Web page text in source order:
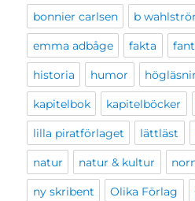
bonnier carlsen b
emma adbåge fakta
historia humor
kapitelbok kapitelböcker
lilla piratförlaget lättläst
natur natur & kultur
ny skribent Olika Förlag